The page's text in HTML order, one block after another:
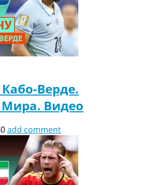
Верде.
Видео
add comment